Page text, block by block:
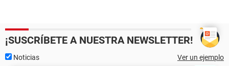
¡SUSCRÍBETE A NUESTRA NEWSLETTER!
Noticias Ver un ejemplo